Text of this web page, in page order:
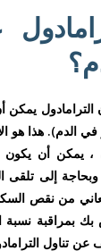
الترامادول
الدم). هذا هو
، يمكن أن
وبحاجة إلى
من نقص
بك بمراقبة
تناول